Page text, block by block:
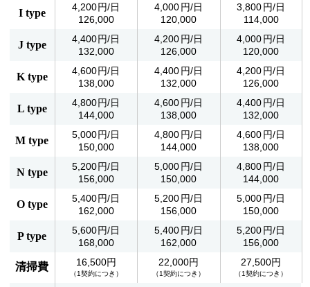
I type
4,200
126,000
4,000
120,000
3,800
114,000
J type
4,400
132,000
4,200
126,000
4,000
120,000
K type
4,600
138,000
4,400
132,000
4,200
126,000
L type
4,800
144,000
4,600
138,000
4,400
132,000
M type
5,000
150,000
4,800
144,000
4,600
138,000
N type
5,200
156,000
5,000
150,000
4,800
144,000
O type
5,400
162,000
5,200
156,000
5,000
150,000
P type
5,600
168,000
5,400
162,000
5,200
156,000
清掃費 16,500円
（1契約につき）
22,000円
（1契約につき）
27,500円
（1契約につき）